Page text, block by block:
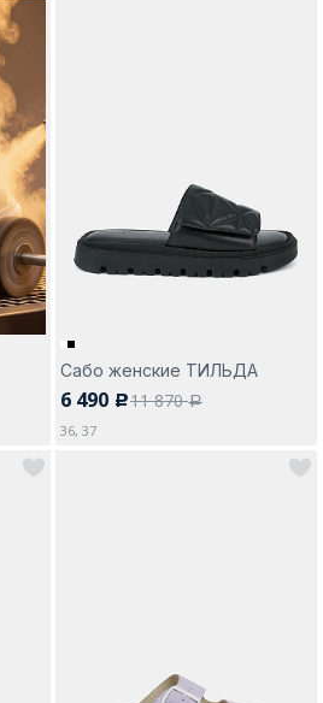
Сабо женские ТИЛЬДА
6 490 c11 870a
36, 37